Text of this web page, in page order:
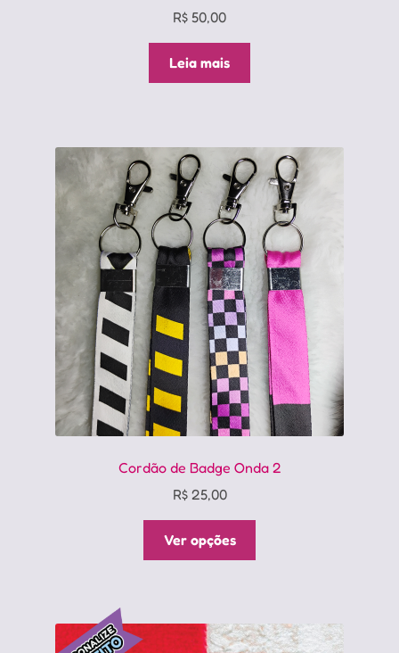
R$ 50,00
Leia mais
Cordão de Badge Onda 2
R$25,00
Ver opções
variantes.
As